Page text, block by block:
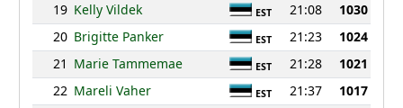
19 Kelly Vildek EST 21:08
1030
20 Brigitte Panker EST 21:23
1024
21 Marie Tammemae EST 21:28
1021
22 Mareli Vaher EST 21:37
1017